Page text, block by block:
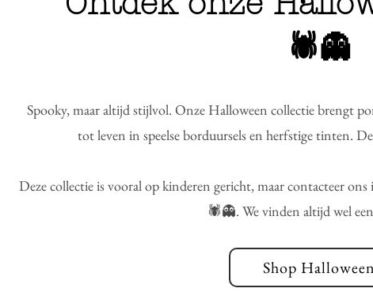
🕷️👻
Spooky, maar altijd stijlvol. Onze Halloween collectie brengt
tot leven in speelse borduursels en herfstige tinten.
Deze collectie is vooral op kinderen gericht, maar contacteer
🕷️👻. We vinden altijd wel
Shop Halloween